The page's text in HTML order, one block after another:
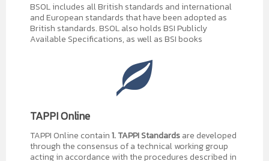
BSOL includes all British standards and international
and European standards that have been adopted as
British standards. BSOL also holds BSI Publicly
Available Specifications, as well as BSI books
TAPPI Online
TAPPI Online contain1.TAPPI Standardsare developed
through the consensus of a technical working group
acting in accordance with the procedures described in